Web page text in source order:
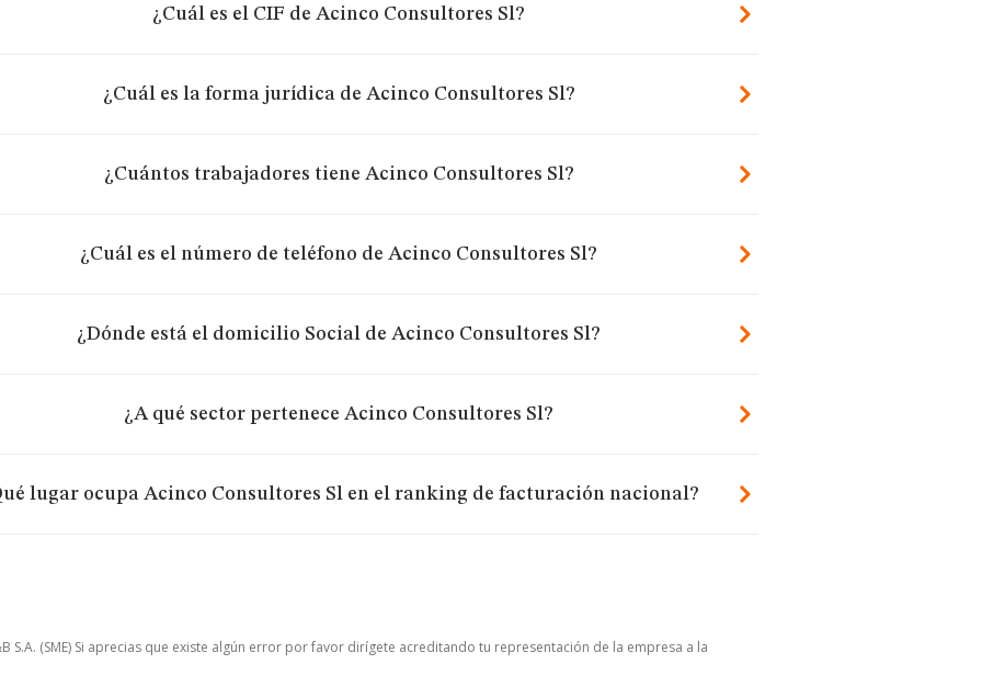
¿Cuál es el CIF de Acinco Consultores Sl?
¿Cuál es la forma jurídica de Acinco Consultores Sl?
¿Cuántos trabajadores tiene Acinco Consultores Sl?
¿Cuál es el número de teléfono de Acinco Consultores Sl?
¿Dónde está el domicilio Social de Acinco Consultores Sl?
¿A qué sector pertenece Acinco Consultores Sl?
lugar ocupa Acinco Consultores Sl en el ranking de facturación nacional?
(SME) Si aprecias que existe algún error por favor dirígete acreditando tu representación de la empresa a la